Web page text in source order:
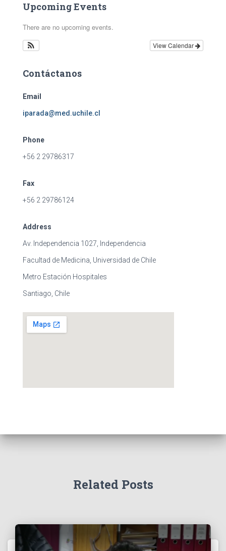
Upcoming Events
There are no upcoming events.
View Calendar
Contáctanos
Email
iparada@med.uchile.cl
Phone
+56 2 29786317
Fax
+56 2 29786124
Address
Av. Independencia 1027, Independencia
Facultad de Medicina, Universidad de Chile
Metro Estación Hospitales
Santiago, Chile
Related Posts